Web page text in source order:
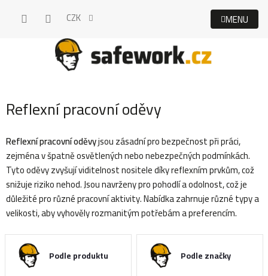
CZK
Reflexní pracovní oděvy
Reflexní pracovní oděvyjsou zásadní pro bezpečnost při práci,
zejména v špatně osvětlených nebo nebezpečných podmínkách.
Tyto oděvy zvyšují viditelnost nositele díky reflexním prvkům, což
snižuje riziko nehod. Jsou navrženy pro pohodlí a odolnost, což je
důležité pro různé pracovní aktivity. Nabídka zahrnuje různé typy a
velikosti, aby vyhověly rozmanitým potřebám a preferencím.
Podle produktu Podle značky